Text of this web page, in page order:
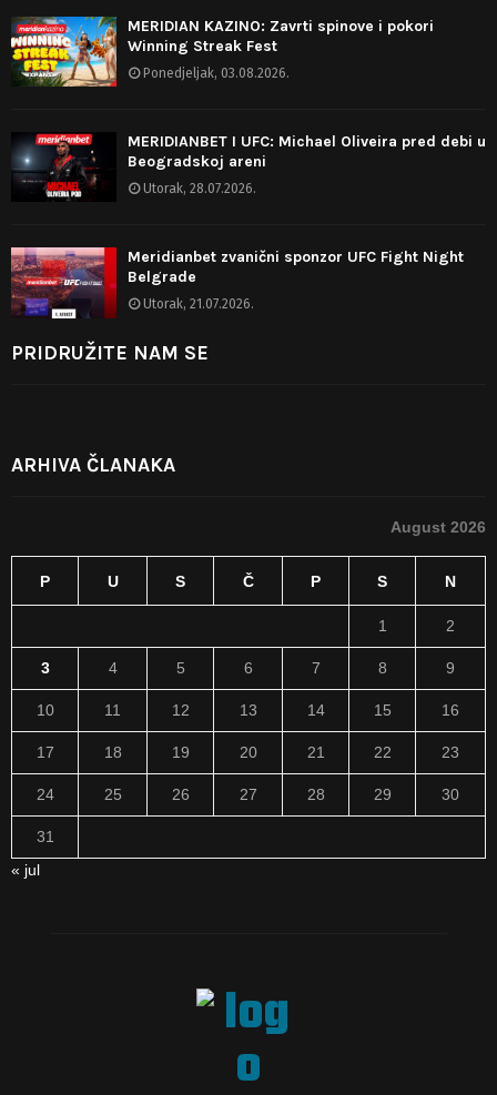
MERIDIAN KAZINO: Zavrti spinove i pokori
Winning Streak Fest
Ponedjeljak, 03.08.2026.
MERIDIANBET I UFC: Michael Oliveira pred debi u
Beogradskoj areni
Utorak, 28.07.2026.
Meridianbet zvanični sponzor UFC Fight Night
Belgrade
Utorak, 21.07.2026.
PRIDRUŽITE NAM SE
ARHIVA ČLANAKA
August 2026
P U S Č P S N
1 2
3 4 5 6 7 8 9
10 11 12 13 14 15 16
17 18 19 20 21 22 23
24 25 26 27 28 29 30
31
« jul